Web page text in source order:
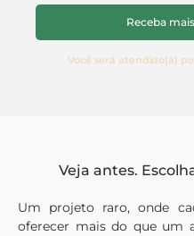
Receba
Você será atendido(a)
Veja antes.
Um projeto raro, onde
oferecer mais do que um